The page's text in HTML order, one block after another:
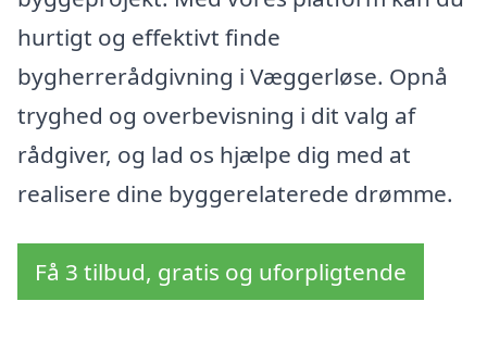
hurtigt og effektivt finde
bygherrerådgivning i Væggerløse. Opnå
tryghed og overbevisning i dit valg af
rådgiver, og lad os hjælpe dig med at
realisere dine byggerelaterede drømme.
Få 3 tilbud, gratis og uforpligtende